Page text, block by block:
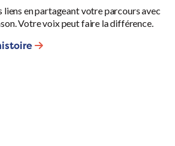
liens en partageant votre parcours avec
Votre voix peut faire la différence.